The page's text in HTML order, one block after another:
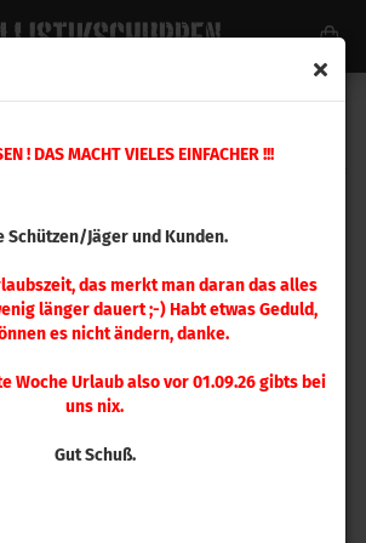
! DAS MACHT VIELES EINFACHER !!!
Schützen/Jäger und Kunden.
das merkt man daran das alles
länger dauert ;-) Habt etwas Geduld,
es nicht ändern, danke.
Woche Urlaub also vor 01.09.26 gibts bei
uns nix.
Gut Schuß.